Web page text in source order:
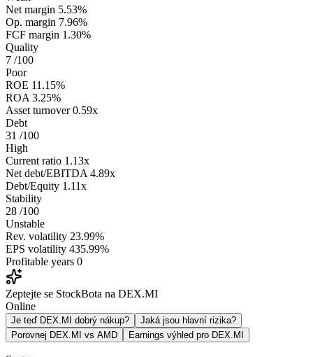
Net margin 5.53%
Op. margin 7.96%
FCF margin 1.30%
Quality
7 /100
Poor
ROE 11.15%
ROA 3.25%
Asset turnover 0.59x
Debt
31 /100
High
Current ratio 1.13x
Net debt/EBITDA 4.89x
Debt/Equity 1.11x
Stability
28 /100
Unstable
Rev. volatility 23.99%
EPS volatility 435.99%
Profitable years 0
Zeptejte se StockBota na DEX.MI
Online
Je teď DEX.MI dobrý nákup?
Jaká jsou hlavní rizika?
Porovnej DEX.MI vs AMD
Earnings výhled pro DEX.MI